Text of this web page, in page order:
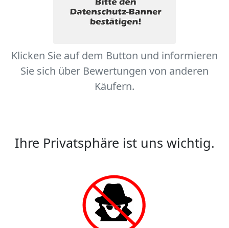
Klicken Sie auf dem Button und informieren
Sie sich über Bewertungen von anderen
Käufern.
Ihre Privatsphäre ist uns wichtig.